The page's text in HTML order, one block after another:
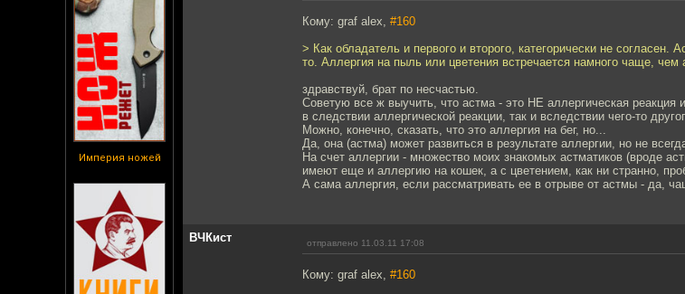
Империя ножей
Кому: graf alex, #160
> Как обладатель и первого и второго, категорически не согласен.
то. Аллергия на пыль или цветения встречается намного чаще, чем
здравствуй, брат по несчастью.
Советую все ж выучить, что астма - это НЕ аллергическая
в следствии аллергической реакции, так и вследствии чего-то
Можно, конечно, сказать, что это аллергия на бег, но...
Да, она (астма) может развиться в результате аллергии, но не
На счет аллергии - множество моих знакомых астматиков (вроде
имеют еще и аллергию на кошек, а с цветением, как ни странно,
А сама аллергия, если рассматривать ее в отрыве от астмы - да,
ВЧКист отправлено 11.03.11 17:08
Кому: graf alex, #160